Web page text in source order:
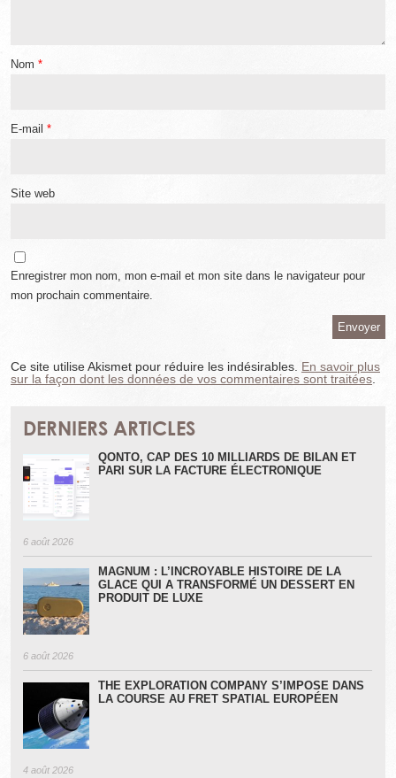
Nom *
E-mail *
Site web
Enregistrer mon nom, mon e-mail et mon site dans le navigateur pour
mon prochain commentaire.
Ce site utilise Akismet pour réduire les indésirables. En savoir plus
sur la façon dont les données de vos commentaires sont traitées
DERNIERS ARTICLES
QONTO, CAP DES 10 MILLIARDS DE BILAN ET
PARI SUR LA FACTURE ÉLECTRONIQUE
6 août 2026
MAGNUM : L’INCROYABLE HISTOIRE DE LA
GLACE QUI A TRANSFORMÉ UN DESSERT EN
PRODUIT DE LUXE
6 août 2026
THE EXPLORATION COMPANY S’IMPOSE DANS
LA COURSE AU FRET SPATIAL EUROPÉEN
4 août 2026